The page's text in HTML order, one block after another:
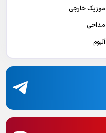
موزیک خارجی
مداحی
آلبوم